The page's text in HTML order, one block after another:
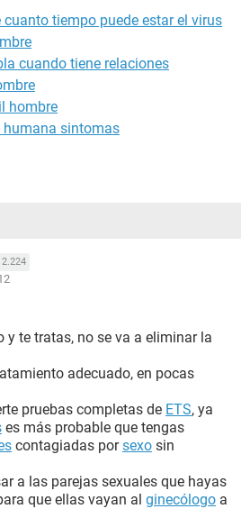
tiempo puede estar el virus
cuando tiene relaciones
hombre
sintomas
2.224
y te tratas, no se va a eliminar la
adecuado, en pocas
pruebas completas de ETS, ya
es más probable que tengas
contagiadas porsexo sin
a las parejas sexuales que hayas
que ellas vayan al ginecólogo a